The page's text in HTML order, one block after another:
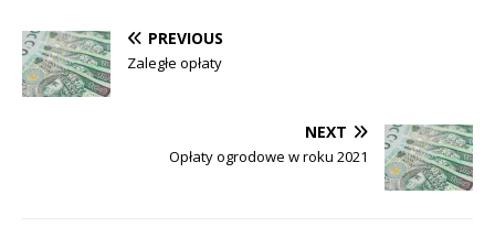
PREVIOUS
Zaległe opłaty
NEXT
Opłaty ogrodowe w roku 2021